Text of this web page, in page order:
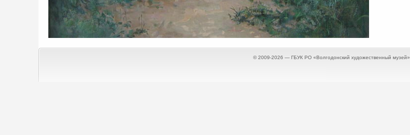
© 2009-2026 — ГБУК РО «Волгодонский художественный музей»